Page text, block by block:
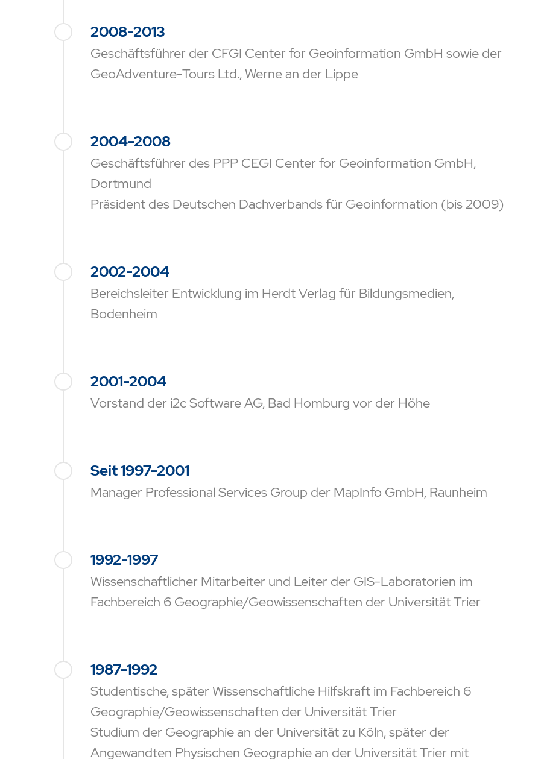
2008-2013
Geschäftsführer der CFGI Center for Geoinformation GmbH sowie der
GeoAdventure-Tours Ltd., Werne an der Lippe
2004-2008
Geschäftsführer des PPP CEGI Center for Geoinformation GmbH,
Dortmund
Präsident des Deutschen Dachverbands für Geoinformation (bis 2009)
2002-2004
Bereichsleiter Entwicklung im Herdt Verlag für Bildungsmedien,
Bodenheim
2001-2004
Vorstand der i2c Software AG, Bad Homburg vor der Höhe
Seit 1997-2001
Manager Professional Services Group der MapInfo GmbH, Raunheim
1992-1997
Wissenschaftlicher Mitarbeiter und Leiter der GIS-Laboratorien im
Fachbereich 6 Geographie/Geowissenschaften der Universität Trier
1987-1992
Studentische, später Wissenschaftliche Hilfskraft im Fachbereich 6
Geographie/Geowissenschaften der Universität Trier
Studium der Geographie an der Universität zu Köln, später der
Angewandten Physischen Geographie an der Universität Trier mit